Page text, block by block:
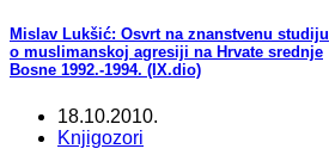
Mislav Lukšić: Osvrt na znanstvenu studiju
o muslimanskoj agresiji na Hrvate srednje
Bosne 1992.-1994. (IX.dio)
18.10.2010.
Knjigozori